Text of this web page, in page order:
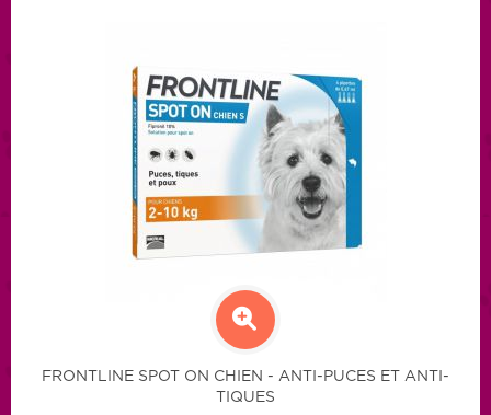
FRONTLINE SPOT ON CHIEN - ANTI-PUCES ET ANTI-
TIQUES